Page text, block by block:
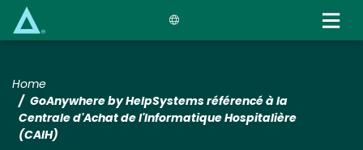
Home
GoAnywhere by HelpSystems référencé à la
Centrale d'Achat de l'Informatique Hospitalière
(CAIH)